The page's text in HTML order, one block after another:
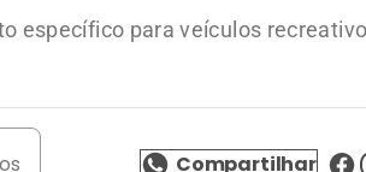
específico para veículos